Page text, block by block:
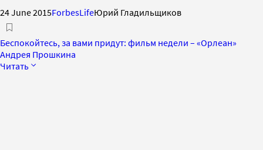
24 June 2015ForbesLifeЮрий Гладильщиков
Беспокойтесь, за вами придут: фильм недели – «Орлеан»
Андрея Прошкина
Читать